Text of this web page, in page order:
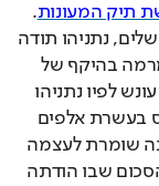
המעונות .
לפי ההסדר, שנחתם עם פרקליטות מחוז ירושלים, נתניהו תודה
ותורשע בניצול מכוון של טעות הזולת בלא מרמה בהיקף של
175 אלף שקלים. הצדדים הגיעו להסכמה על עונש לפיו נתניהו
תשיב לקופת המדינה 45 אלף שקלים, ותקנס בעשרת אלפים
שקלים נוספים. עוד נחתם בהסכם, כי המדינה שומרת לעצמה
את הזכות להגיש תביעה אזרחית על יתרת הסכום שבו הודתה